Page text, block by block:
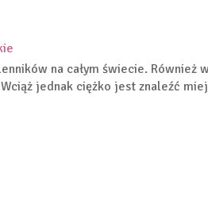
na całym świecie. Również
jednak ciężko jest znaleźć